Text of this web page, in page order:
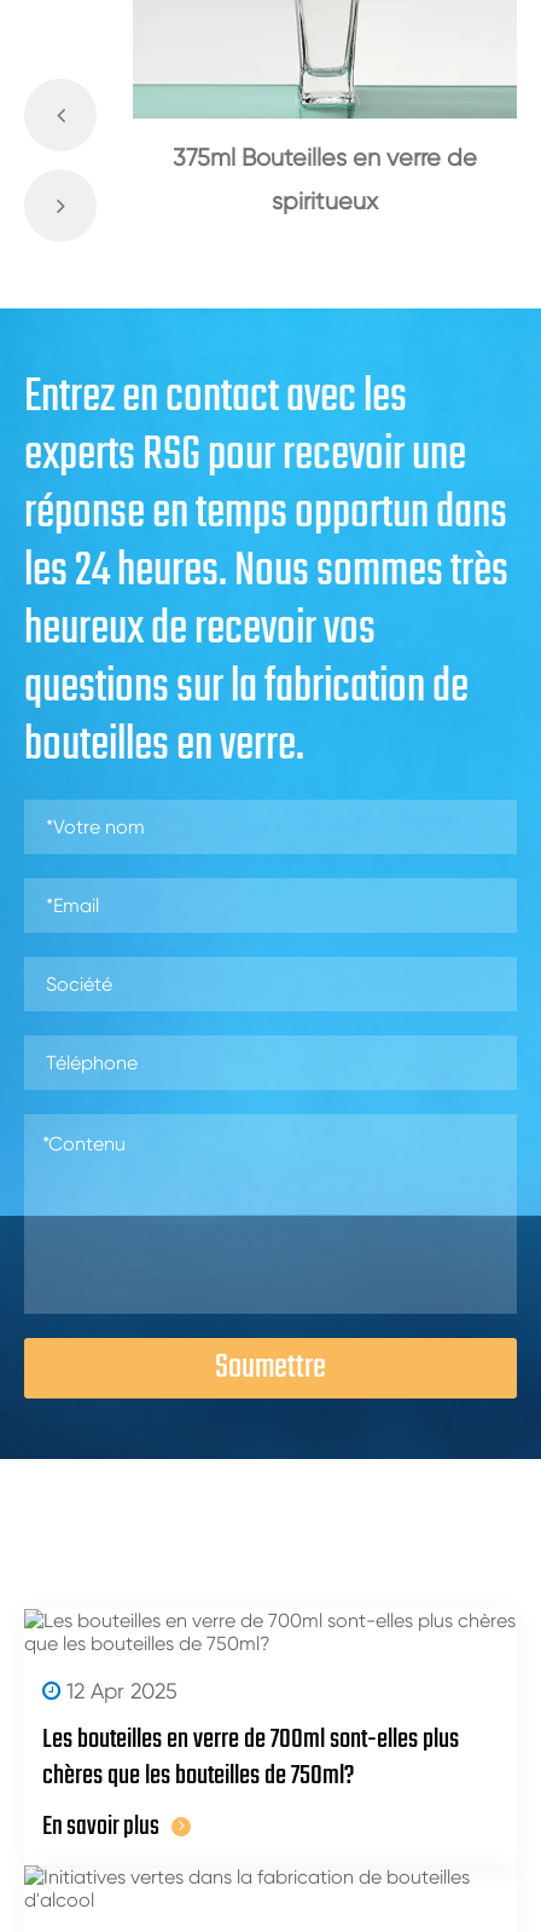
375ml Bouteilles en verre de
spiritueux
Entrez en contact avec les
experts RSG pour recevoir une
réponse en temps opportun dans
les 24 heures. Nous sommes très
heureux de recevoir vos
questions sur la fabrication de
bouteilles en verre.
Soumettre
12 Apr 2025
Les bouteilles en verre de 700ml sont-elles plus
chères que les bouteilles de 750ml?
En savoir plus